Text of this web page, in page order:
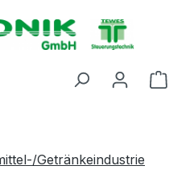
Getränkeindustrie